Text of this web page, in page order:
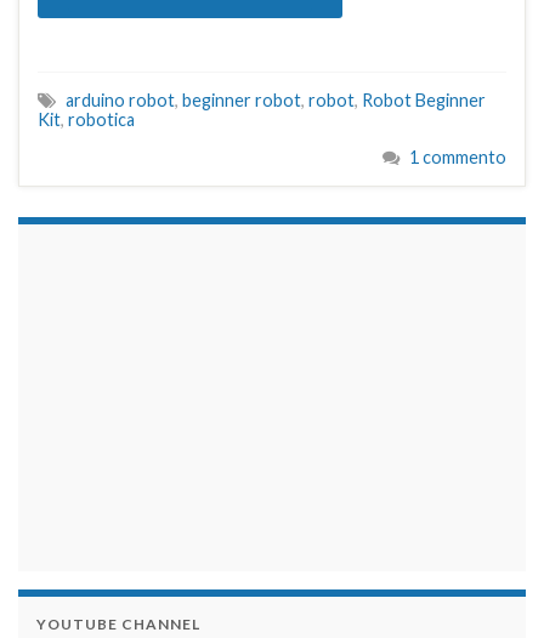
arduino robot, beginner robot, robot, Robot Beginner
Kit, robotica
1 commento
YOUTUBE CHANNEL